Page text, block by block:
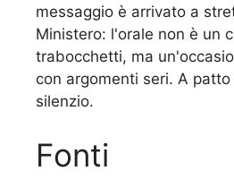
messaggio è arrivato a
Ministero: l'orale non è un
trabocchetti, ma
con argomenti seri. A
silenzio.
Fonti